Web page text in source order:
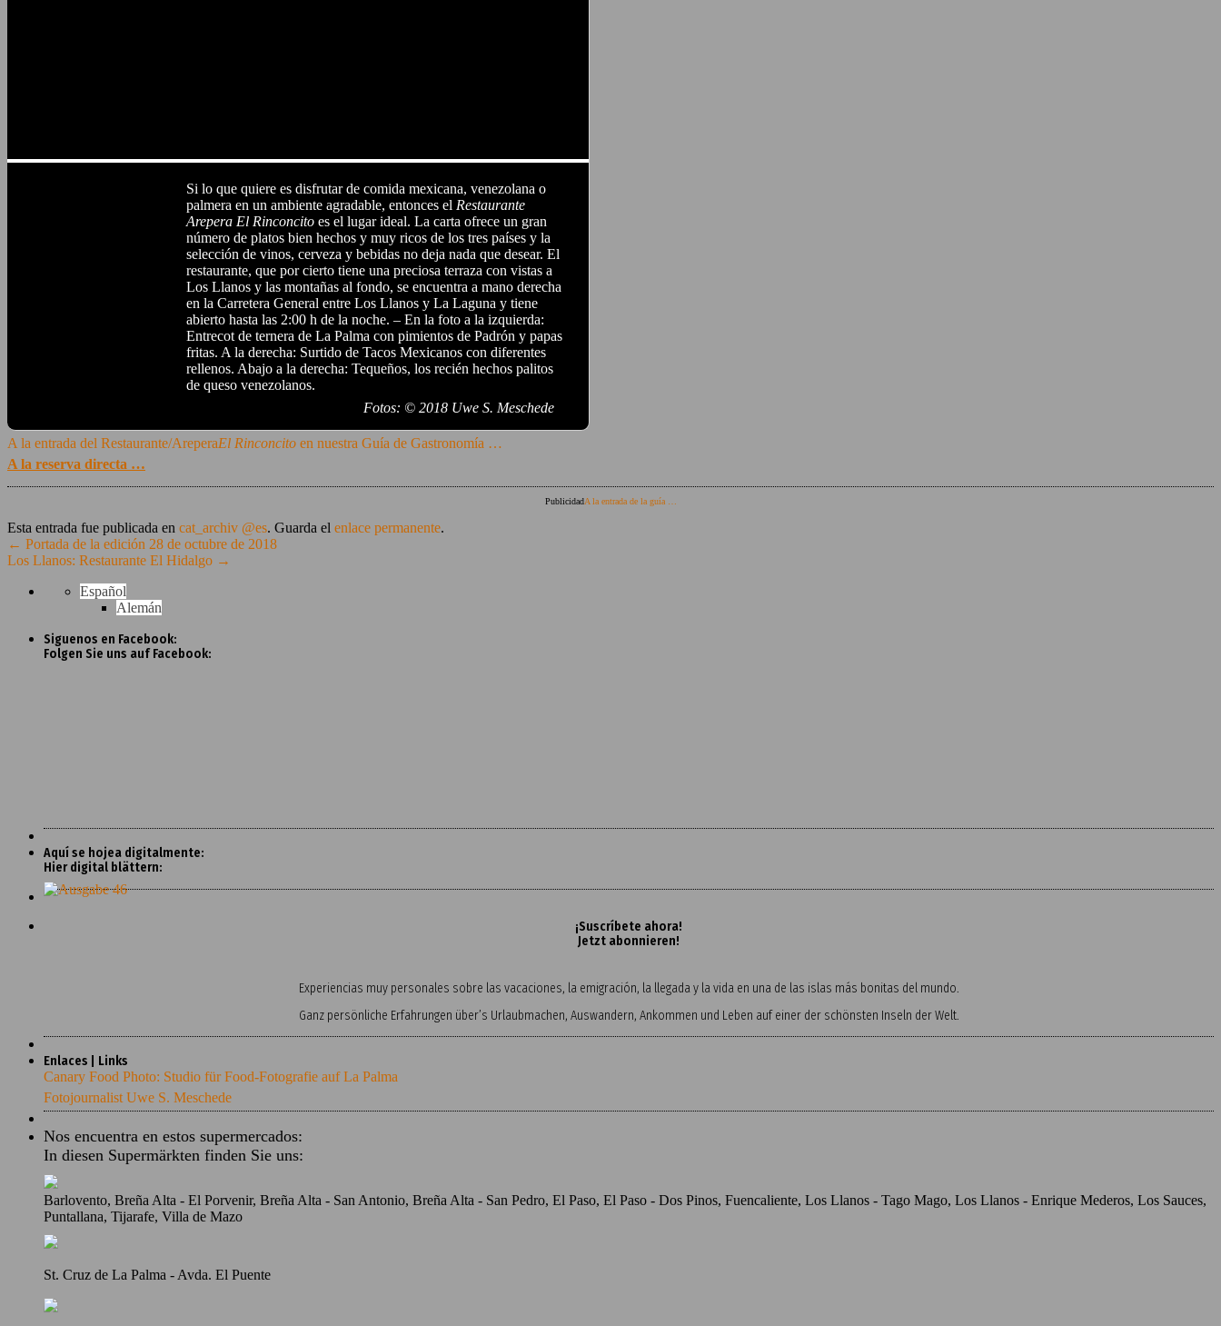
Si lo que quiere es disfrutar de comida mexicana, venezolana o
palmera en un ambiente agradable, entonces el Restaurante
Arepera El Rinconcito es el lugar ideal. La carta ofrece un gran
número de platos bien hechos y muy ricos de los tres países y la
selección de vinos, cerveza y bebidas no deja nada que desear. El
restaurante, que por cierto tiene una preciosa terraza con vistas a
Los Llanos y las montañas al fondo, se encuentra a mano derecha
en la Carretera General entre Los Llanos y La Laguna y tiene
abierto hasta las 2:00 h de la noche. – En la foto a la izquierda:
Entrecot de ternera de La Palma con pimientos de Padrón y papas
fritas. A la derecha: Surtido de Tacos Mexicanos con diferentes
rellenos. Abajo a la derecha: Tequeños, los recién hechos palitos
de queso venezolanos.
Fotos: © 2018 Uwe S. Meschede
A la entrada del Restaurante/AreperaEl Rinconcito en nuestra Guía de Gastronomía …
A la reserva directa …
PublicidadA la entrada de la guía …
Esta entrada fue publicada en cat_archiv @es. Guarda el enlace permanente.
← Portada de la edición 28 de octubre de 2018
Los Llanos: Restaurante El Hidalgo →
Español
Alemán
Siguenos en Facebook:
Folgen Sie uns auf Facebook:
Aquí se hojea digitalmente:
Hier digital blättern:
¡Suscríbete ahora!
Jetzt abonnieren!
Experiencias muy personales sobre las vacaciones, la emigración, la llegada y la vida en una de las islas más bonitas del mundo.
Ganz persönliche Erfahrungen über’s Urlaubmachen, Auswandern, Ankommen und Leben auf einer der schönsten Inseln der Welt.
Enlaces | Links
Canary Food Photo: Studio für Food-Fotografie auf La Palma
Fotojournalist Uwe S. Meschede
Nos encuentra en estos supermercados:
In diesen Supermärkten finden Sie uns:
Barlovento, Breña Alta - El Porvenir, Breña Alta - San Antonio, Breña Alta - San Pedro, El Paso, El Paso - Dos Pinos, Fuencaliente, Los Llanos - Tago Mago, Los Llanos - Enrique Mederos, Los Sauces,
Puntallana, Tijarafe, Villa de Mazo
St. Cruz de La Palma - Avda. El Puente